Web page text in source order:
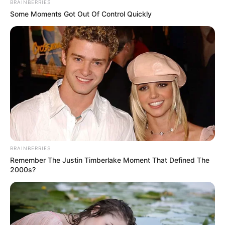
Antioquia y Bolívar
VALLEDUPAR
Patrullero de la Policía
murió en accidente de
tránsito en Valledupar
CARGAR MÁS
TEMAS DESTACADOS
BRAINBERRIES
Some Moments Got Out Of Control Quickly
BRAINBERRIES
Remember The Justin Timberlake Moment That Defined The
2000s?